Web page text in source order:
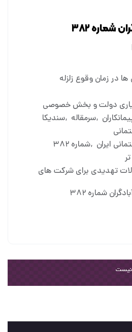
شماره ۳۸۲
در زمان وقوع زلزله
دولت و بخش خصوصی
سرمقاله سندیکا
ایران شماره ۳۸۲
تهدیدی برای شرکت های
شماره ۳۸۲